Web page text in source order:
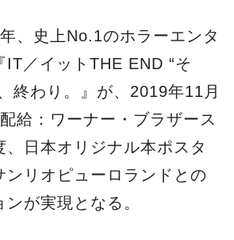
、史上No.1のホラーエンタ
IT／イットTHE END “そ
終わり。』が、2019年11月
給：ワーナー・ブラザース
、日本オリジナル本ポスタ
ンリオピューロランドとの
が実現となる。